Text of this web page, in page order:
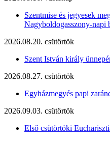
Szentmise és jegyesek
Nagyboldogasszony-napi
2026.08.20. csütörtök
Szent István király
2026.08.27. csütörtök
Egyházmegyés papi
2026.09.03. csütörtök
Első csütörtöki